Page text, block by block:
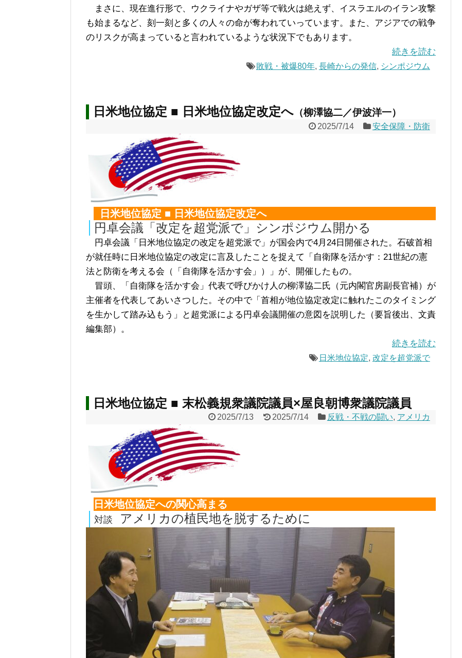
まさに、現在進行形で、ウクライナやガザ等で戦火は絶えず、イスラエルのイラン攻撃
も始まるなど、刻一刻と多くの人々の命が奪われていっています。また、アジアでの戦争
のリスクが高まっていると言われているような状況下でもあります。
続きを読む
敗戦・被爆80年, 長崎からの発信, シンポジウム
日米地位協定 ■ 日米地位協定改定へ （柳澤協二／伊波洋一）
2025/7/14 安全保障・防衛
日米地位協定 ■ 日米地位協定改定へ
円卓会議「改定を超党派で」シンポジウム開かる
円卓会議「日米地位協定の改定を超党派で」が国会内で4月24日開催された。石破首相
が就任時に日米地位協定の改定に言及したことを捉えて「自衛隊を活かす：‌21世紀の憲
法と防衛を考える会（「自衛隊を活かす会」）」が、開催したもの。
冒頭、「自衛隊を活かす会」代表で呼びかけ人の柳澤協二氏（元内閣官房副長官補）が
主催者を代表してあいさつした。その中で「首相が地位協定改定に触れたこのタイミング
を生かして踏み込もう」と超党派による円卓会議開催の意図を説明した（要旨後出、文責
編集部）。
続きを読む
日米地位協定, 改定を超党派で
日米地位協定 ■ 末松義規衆議院議員×屋良朝博衆議院議員
2025/7/13 2025/7/14 反戦・不戦の闘い, アメリカ
日米地位協定への関心高まる
対談 アメリカの植民地を脱するために